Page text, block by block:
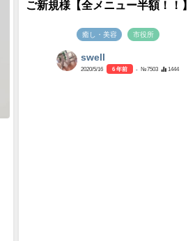
ご新規様【全メニュー半額！！】
癒し・美容 市役所
swell
2020/5/16 6 年前 - №7503 1444